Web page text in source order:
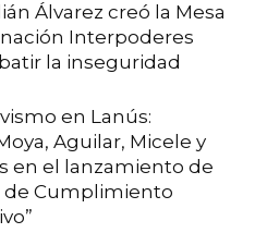
Álvarez creó la Mesa
Interpoderes
la inseguridad
en Lanús:
Aguilar, Micele y
en el lanzamiento de
de Cumplimiento